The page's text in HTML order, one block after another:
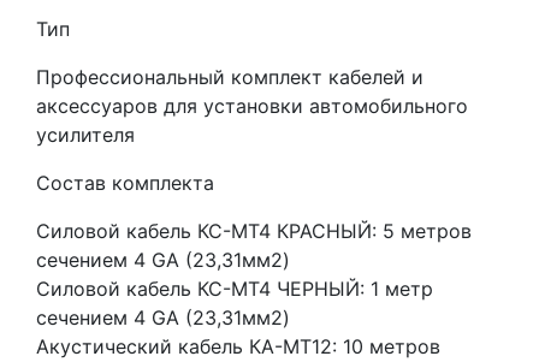
Тип
Профессиональный комплект кабелей и
аксессуаров для установки автомобильного
усилителя
Состав комплекта
Cиловой кабель КС-МТ4 КРАСНЫЙ: 5 метров
сечением 4 GA (23,31мм2)
Cиловой кабель КС-МТ4 ЧЕРНЫЙ: 1 метр
сечением 4 GA (23,31мм2)
Акустический кабель КА-МТ12: 10 метров